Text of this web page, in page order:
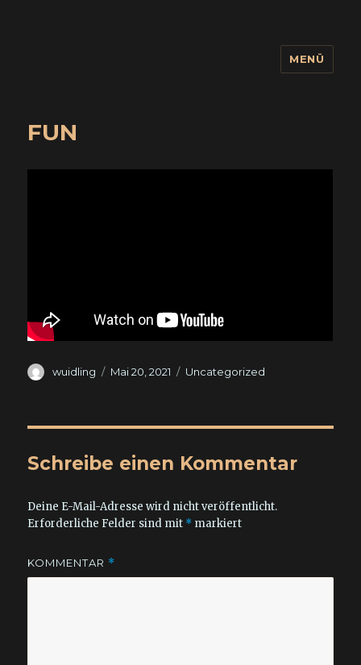
MENÜ
FUN
Autor
wuidling
Veröffentlicht
Mai 20, 2021 Kategorien
Uncategorized
Schreibe einen Kommentar
Deine E-Mail-Adresse wird nicht veröffentlicht.
Erforderliche Felder sind mit * markiert
KOMMENTAR *